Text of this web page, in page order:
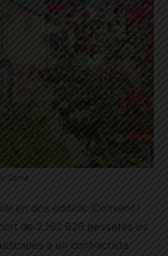
Sarrià
en dos edificis: Convent i
de 2.162.628 pessetes es
a un contractista